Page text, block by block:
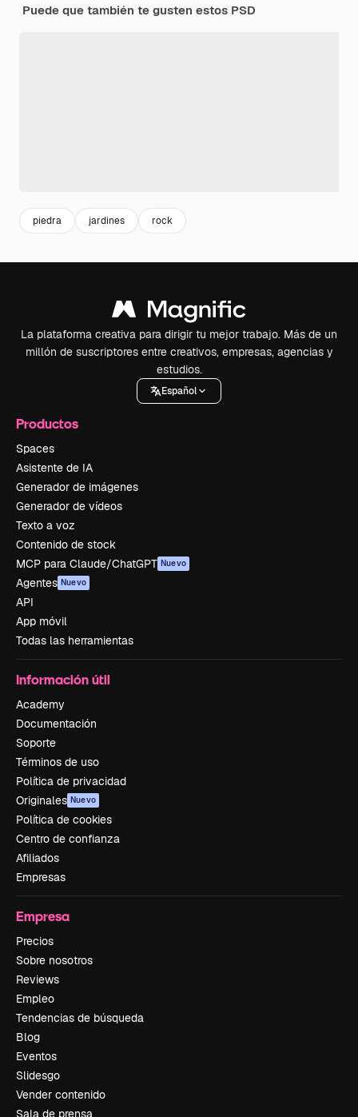
Puede que también te gusten estos PSD
piedra jardines rock
La plataforma creativa para dirigir tu mejor trabajo. Más de un
millón de suscriptores entre creativos, empresas, agencias y
estudios.
Español
Productos
Spaces
Asistente de IA
Generador de imágenes
Generador de vídeos
Texto a voz
Contenido de stock
MCP para Claude/ChatGPT Nuevo
Agentes Nuevo
API
App móvil
Todas las herramientas
Información útil
Academy
Documentación
Soporte
Términos de uso
Política de privacidad
Originales Nuevo
Política de cookies
Centro de confianza
Afiliados
Empresas
Empresa
Precios
Sobre nosotros
Reviews
Empleo
Tendencias de búsqueda
Blog
Eventos
Slidesgo
Vender contenido
Sala de prensa